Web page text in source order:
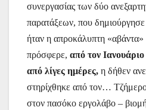
συνεργασίας των δύο
παρατάξεων, που
ήταν η απροκάλυπτη
πρόσφερε, από τον
από λίγες ημέρες, η δήθεν
στηρίχθηκε από τον…
στον πασόκο εργολάβο –